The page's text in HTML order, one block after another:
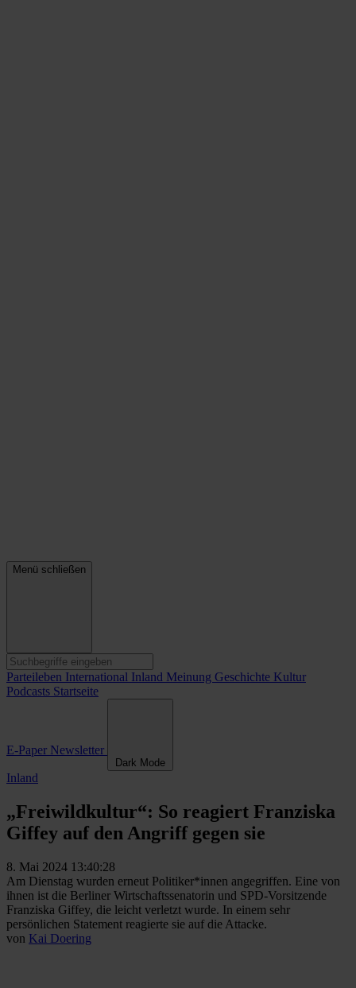
Menü schließen
Parteileben International Inland Meinung Geschichte Kultur
Podcasts Startseite
E-Paper Newsletter
Dark Mode
Inland
„Freiwildkultur“: So reagiert Franziska
Giffey auf den Angriff gegen sie
8. Mai 2024 13:40:28
Am Dienstag wurden erneut Politiker*innen angegriffen. Eine von
ihnen ist die Berliner Wirtschaftssenatorin und SPD-Vorsitzende
Franziska Giffey, die leicht verletzt wurde. In einem sehr
persönlichen Statement reagierte sie auf die Attacke.
von Kai Doering